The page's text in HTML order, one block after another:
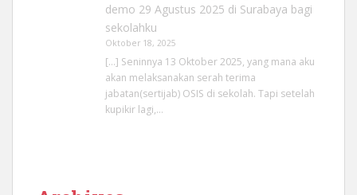
demo 29 Agustus 2025 di Surabaya bagi
sekolahku
Oktober 18, 2025
[…] Seninnya 13 Oktober 2025, yang mana aku
akan melaksanakan serah terima
jabatan(sertijab) OSIS di sekolah. Tapi setelah
kupikir lagi,…